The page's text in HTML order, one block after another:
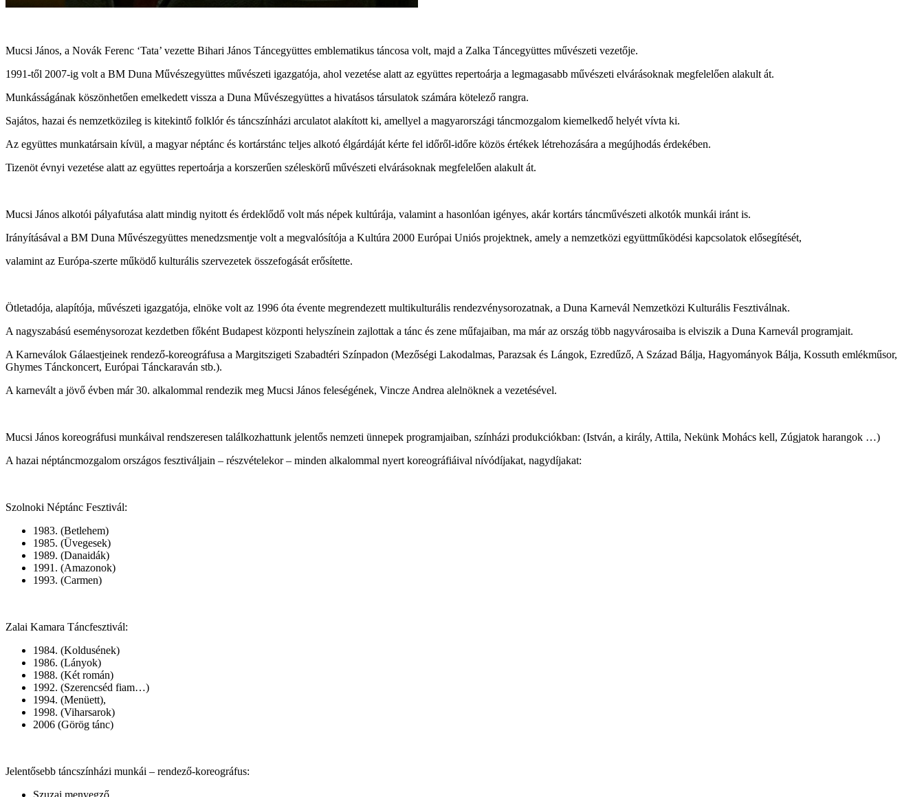
Mucsi János, a Novák Ferenc ‘Tata’ vezette Bihari János Táncegyüttes emblematikus táncosa volt, majd a Zalka Táncegyüttes művészeti vezetője.
1991-től 2007-ig volt a BM Duna Művészegyüttes művészeti igazgatója, ahol vezetése alatt az együttes repertoárja a legmagasabb művészeti elvárásoknak megfelelően alakult át.
Munkásságának köszönhetően emelkedett vissza a Duna Művészegyüttes a hivatásos társulatok számára kötelező rangra.
Sajátos, hazai és nemzetközileg is kitekintő folklór és táncszínházi arculatot alakított ki, amellyel a magyarországi táncmozgalom kiemelkedő helyét vívta ki.
Az együttes munkatársain kívül, a magyar néptánc és kortárstánc teljes alkotó élgárdáját kérte fel időről-időre közös értékek létrehozására a megújhodás érdekében.
Tizenöt évnyi vezetése alatt az együttes repertoárja a korszerűen széleskörű művészeti elvárásoknak megfelelően alakult át.
Mucsi János alkotói pályafutása alatt mindig nyitott és érdeklődő volt más népek kultúrája, valamint a hasonlóan igényes, akár kortárs táncművészeti alkotók munkái iránt is.
Irányításával a BM Duna Művészegyüttes menedzsmentje volt a megvalósítója a Kultúra 2000 Európai Uniós projektnek, amely a nemzetközi együttműködési kapcsolatok elősegítését,
valamint az Európa-szerte működő kulturális szervezetek összefogását erősítette.
Ötletadója, alapítója, művészeti igazgatója, elnöke volt az 1996 óta évente megrendezett multikulturális rendezvénysorozatnak, a Duna Karnevál Nemzetközi Kulturális Fesztiválnak.
A nagyszabású eseménysorozat kezdetben főként Budapest központi helyszínein zajlottak a tánc és zene műfajaiban, ma már az ország több nagyvárosaiba is elviszik a Duna Karnevál programjait.
A Karneválok Gálaestjeinek rendező-koreográfusa a Margitszigeti Szabadtéri Színpadon (Mezőségi Lakodalmas, Parazsak és Lángok, Ezredűző, A Század Bálja, Hagyományok Bálja, Kossuth emlékműsor,
Ghymes Tánckoncert, Európai Tánckaraván stb.).
A karnevált a jövő évben már 30. alkalommal rendezik meg Mucsi János feleségének, Vincze Andrea alelnöknek a vezetésével.
Mucsi János koreográfusi munkáival rendszeresen találkozhattunk jelentős nemzeti ünnepek programjaiban, színházi produkciókban: (István, a király, Attila, Nekünk Mohács kell, Zúgjatok harangok …)
A hazai néptáncmozgalom országos fesztiváljain – részvételekor – minden alkalommal nyert koreográfiáival nívódíjakat, nagydíjakat:
Szolnoki Néptánc Fesztivál:
1983. (Betlehem)
1985. (Üvegesek)
1989. (Danaidák)
1991. (Amazonok)
1993. (Carmen)
Zalai Kamara Táncfesztivál:
1984. (Koldusének)
1986. (Lányok)
1988. (Két román)
1992. (Szerencséd fiam…)
1994. (Menüett),
1998. (Viharsarok)
2006 (Görög tánc)
Jelentősebb táncszínházi munkái – rendező-koreográfus:
Szuzai menyegző